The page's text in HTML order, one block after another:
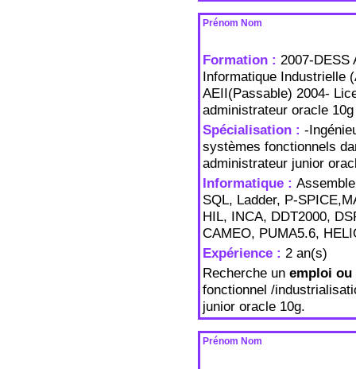
Prénom Nom
Formation : 2007-DESS
Informatique Industrielle
AEII(Passable) 2004-
administrateur oracle 10g
Spécialisation : -
systèmes fonctionnels
administrateur junior
Informatique :
SQL, Ladder, P-
HIL, INCA, DDT2000,
CAMEO, PUMA5.6,
Expérience : 2 an(s)
Recherche un emploi ou
fonctionnel /
junior oracle 10g.
Prénom Nom